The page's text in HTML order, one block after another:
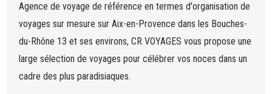
Agence de voyage de référence en termes d'organisation de
voyages sur mesure sur Aix-en-Provence dans les Bouches-
du-Rhône 13 et ses environs, CR VOYAGES vous propose une
large sélection de voyages pour célébrer vos noces dans un
cadre des plus paradisiaques.